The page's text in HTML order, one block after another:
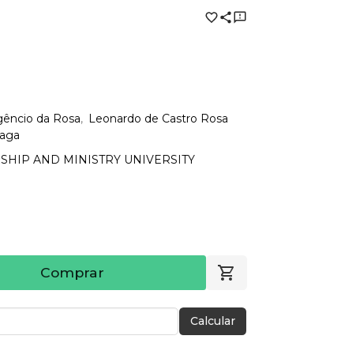
da Rosa
Leonardo de Castro Rosa
AND MINISTRY UNIVERSITY
Comprar
Calcular